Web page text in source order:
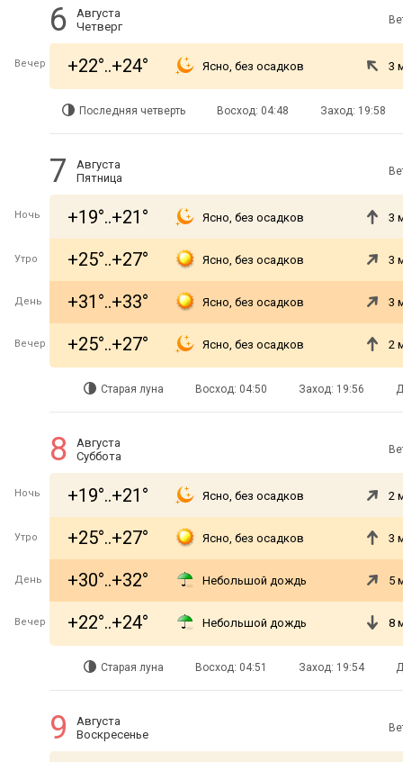
6
Августа
Четверг
Вечер +22°..+24° Ясно, без осадков 3
Последняя четверть Восход: 04:48 Заход: 19:58
7
Августа
Пятница
Ночь +19°..+21° Ясно, без осадков 3
Утро +25°..+27° Ясно, без осадков 3
День +31°..+33° Ясно, без осадков 3
Вечер +25°..+27° Ясно, без осадков 2
Старая луна Восход: 04:50 Заход: 19:56
8
Августа
Суббота
Ночь +19°..+21° Ясно, без осадков 2
Утро +25°..+27° Ясно, без осадков 3
День +30°..+32° Небольшой дождь 5
Вечер +22°..+24° Небольшой дождь 8
Старая луна Восход: 04:51 Заход: 19:54
9
Августа
Воскресенье